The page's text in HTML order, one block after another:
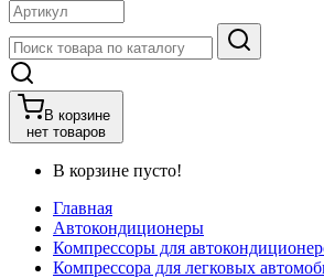
В корзине
нет товаров
В корзине пусто!
Главная
Автокондиционеры
Компрессоры для
Компрессора для легковых